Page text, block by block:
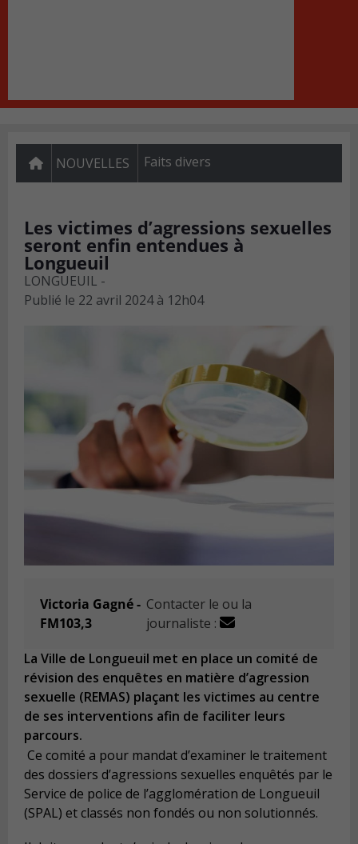
NOUVELLES Faits divers
Les victimes d’agressions sexuelles
seront enfin entendues à
Longueuil
LONGUEUIL -
Publié le 22 avril 2024 à 12h04
Victoria Gagné -
FM103,3
Contacter le ou la
journaliste :
La Ville de Longueuil met en place un comité de
révision des enquêtes en matière d’agression
sexuelle (REMAS) plaçant les victimes au centre
de ses interventions afin de faciliter leurs
parcours.
Ce comité a pour mandat d’examiner le traitement
des dossiers d’agressions sexuelles enquêtés par le
Service de police de l’agglomération de Longueuil
(SPAL) et classés non fondés ou non solutionnés.